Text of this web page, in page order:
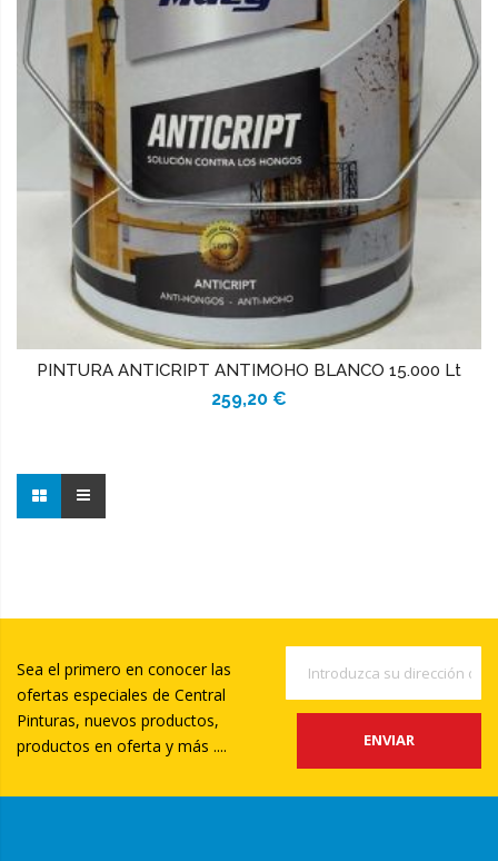
PINTURA ANTICRIPT ANTIMOHO BLANCO 15.000 Lt
259,20 €
Sea el primero en conocer las
ofertas especiales de Central
Pinturas, nuevos productos,
productos en oferta y más ....
ENVIAR